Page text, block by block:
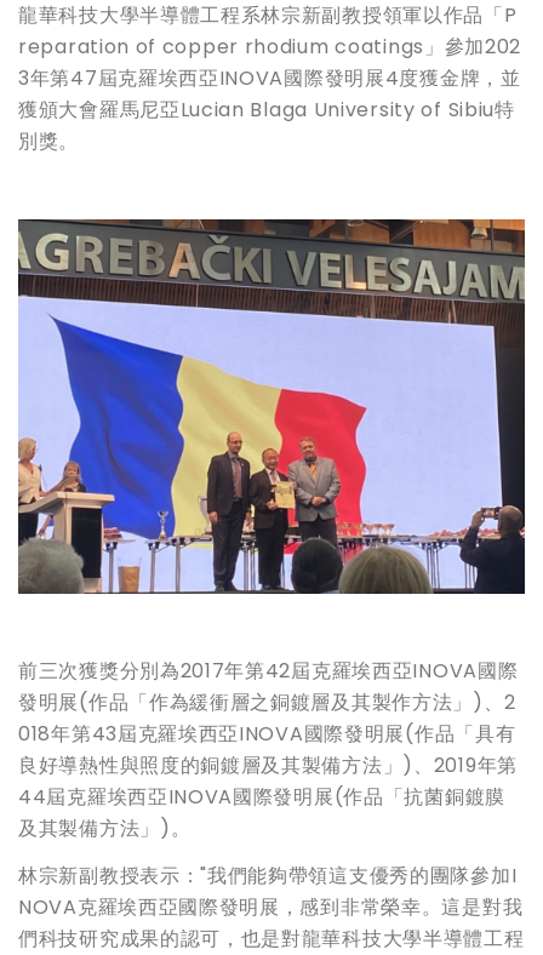
龍華科技大學半導體工程系林宗新副教授領軍以作品「P
reparation of copper rhodium coatings」參加202
3年第47屆克羅埃西亞INOVA國際發明展4度獲金牌，並
獲頒大會羅馬尼亞Lucian Blaga University of Sibiu特
別獎。
前三次獲獎分別為2017年第42屆克羅埃西亞INOVA國際
發明展(作品「作為緩衝層之銅鍍層及其製作方法」)、2
018年第43屆克羅埃西亞INOVA國際發明展(作品「具有
良好導熱性與照度的銅鍍層及其製備方法」)、2019年第
44屆克羅埃西亞INOVA國際發明展(作品「抗菌銅鍍膜
及其製備方法」)。
林宗新副教授表示："我們能夠帶領這支優秀的團隊參加I
NOVA克羅埃西亞國際發明展，感到非常榮幸。這是對我
們科技研究成果的認可，也是對龍華科技大學半導體工程